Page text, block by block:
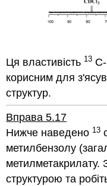
Ця властивість 13
корисним для
структур.
Вправа 5.17
Нижче наведено 13
метилбензолу
метилметакрилату.
структурою та